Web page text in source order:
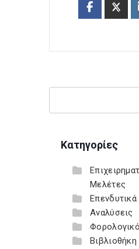
Κατηγορίες
Μελέτες
Αναλύσεις